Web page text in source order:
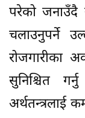
परेको
चलाउनुपर्ने
रोजगारीका
सुनिश्चित
अर्थतन्त्रलाई